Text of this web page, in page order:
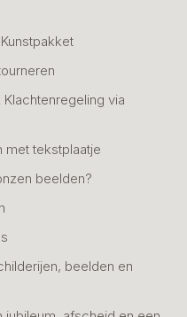
via
met tekstplaatje
beelden?
beelden en